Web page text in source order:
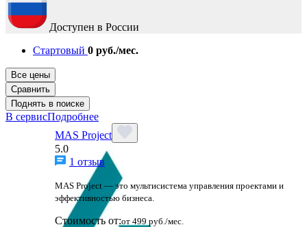
Доступен в России
Стартовый 0 руб./мес.
Все цены
Сравнить
Поднять в поиске
В сервисПодробнее
MAS Project
5.0
1 отзыв
MAS Project — это мультисистема управления проектами и
эффективностью бизнеса.
Стоимость от:от 499 руб./мес.